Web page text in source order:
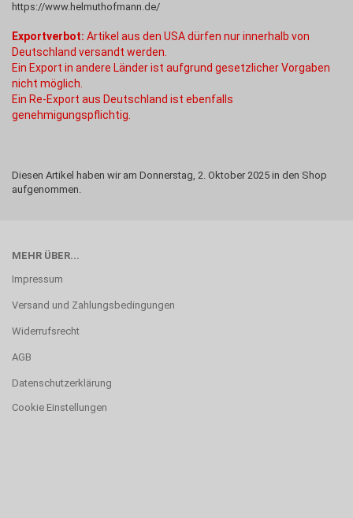
https://www.helmuthofmann.de/
Exportverbot: Artikel aus den USA dürfen nur innerhalb von
Deutschland versandt werden.
Ein Export in andere Länder ist aufgrund gesetzlicher Vorgaben
nicht möglich.
Ein Re-Export aus Deutschland ist ebenfalls
genehmigungspflichtig.
Diesen Artikel haben wir am Donnerstag, 2. Oktober 2025 in den Shop
aufgenommen.
MEHR ÜBER...
Impressum
Versand und Zahlungsbedingungen
Widerrufsrecht
AGB
Datenschutzerklärung
Cookie Einstellungen